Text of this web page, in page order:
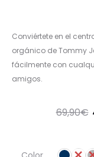
Conviértete en el
orgánico de Tommy
fácilmente con
amigos.
69,90€